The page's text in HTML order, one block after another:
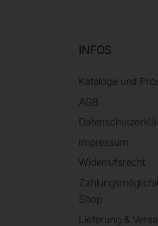
INFOS
Kataloge und
AGB
Impressum
Widerrufsrecht
Shop
Lieferung &